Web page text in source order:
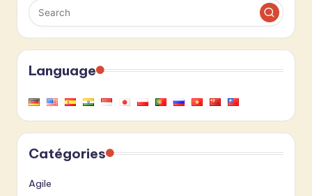
Language
Catégories
Agile